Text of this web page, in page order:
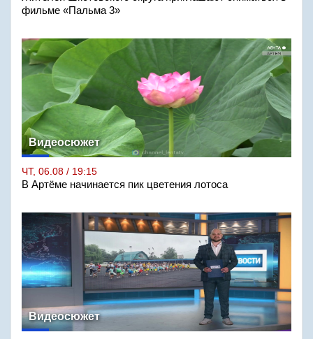
фильме «Пальма 3»
Видеосюжет
ЧТ, 06.08 / 19:15
В Артёме начинается пик цветения лотоса
Видеосюжет